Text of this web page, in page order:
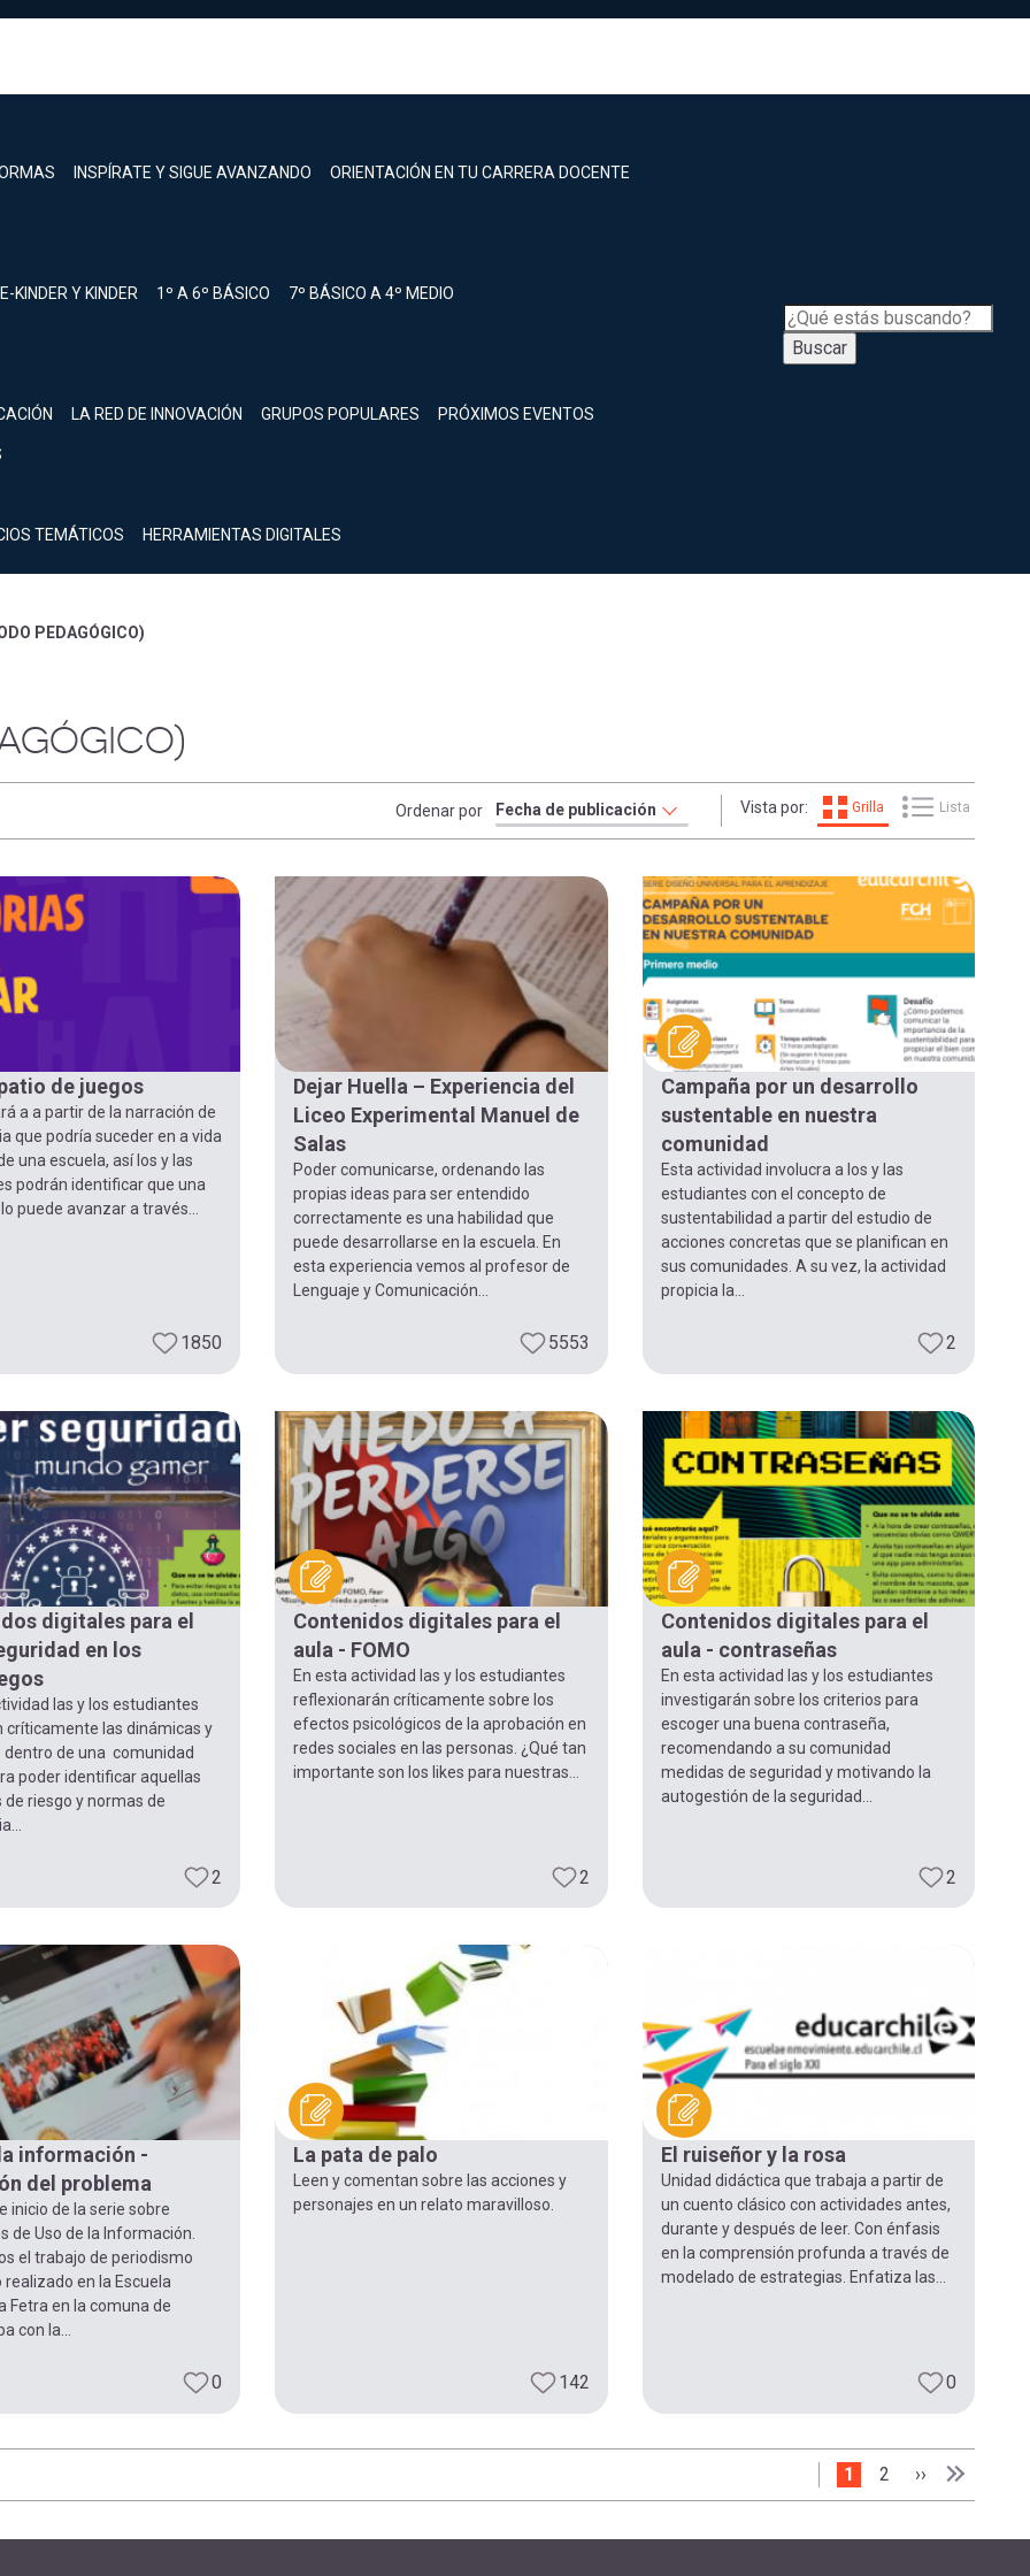
INSPÍRATE Y SIGUE AVANZANDO ORIENTACIÓN EN TU CARRERA DOCENTE
KINDER Y KINDER 1º A 6º BÁSICO 7º BÁSICO A 4º MEDIO
LA RED DE INNOVACIÓN GRUPOS POPULARES PRÓXIMOS EVENTOS
TEMÁTICOS HERRAMIENTAS DIGITALES
Buscar
PEDAGÓGICO)
Ordenar por Vista por: Grilla Lista
de juegos
a a partir de la narración de
que podría suceder en a vida
una escuela, así los y las
podrán identificar que una
puede avanzar a través...
1850
Dejar Huella – Experiencia del
Liceo Experimental Manuel de
Salas
Poder comunicarse, ordenando las
propias ideas para ser entendido
correctamente es una habilidad que
puede desarrollarse en la escuela. En
esta experiencia vemos al profesor de
Lenguaje y Comunicación...
5553
Campaña por un desarrollo
sustentable en nuestra
comunidad
Esta actividad involucra a los y las
estudiantes con el concepto de
sustentabilidad a partir del estudio de
acciones concretas que se planifican en
sus comunidades. A su vez, la actividad
propicia la...
2
digitales para el
en los
las y los estudiantes
críticamente las dinámicas y
dentro de una comunidad
poder identificar aquellas
de riesgo y normas de
2
Contenidos digitales para el
aula - FOMO
En esta actividad las y los estudiantes
reflexionarán críticamente sobre los
efectos psicológicos de la aprobación en
redes sociales en las personas. ¿Qué tan
importante son los likes para nuestras...
2
Contenidos digitales para el
aula - contraseñas
En esta actividad las y los estudiantes
investigarán sobre los criterios para
escoger una buena contraseña,
recomendando a su comunidad
medidas de seguridad y motivando la
autogestión de la seguridad...
2
información -
del problema
inicio de la serie sobre
de Uso de la Información.
el trabajo de periodismo
realizado en la Escuela
Fetra en la comuna de
con la...
0
La pata de palo
Leen y comentan sobre las acciones y
personajes en un relato maravilloso.
142
El ruiseñor y la rosa
Unidad didáctica que trabaja a partir de
un cuento clásico con actividades antes,
durante y después de leer. Con énfasis
en la comprensión profunda a través de
modelado de estrategias. Enfatiza las...
0
Página actual
1 Page
2 Siguiente
›› Última
Última »
Inicia sesión.